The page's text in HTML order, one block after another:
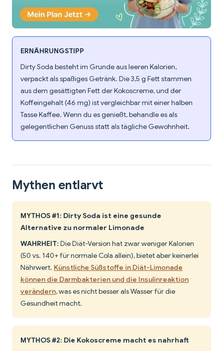
ERNÄHRUNGSTIPP
Dirty Soda besteht im Grunde aus leeren Kalorien,
verpackt als spaßiges Getränk. Die 3,5 g Fett stammen
aus dem gesättigten Fett der Kokoscreme, und der
Koffeingehalt (46 mg) ist vergleichbar mit einer halben
Tasse Kaffee. Wenn du es genießt, behandle es als
gelegentlichen Genuss statt als tägliche Gewohnheit.
Mythen entlarvt
MYTHOS #1: Dirty Soda ist eine gesunde
Alternative zu normaler Limonade
WAHRHEIT: Die Diät-Version hat zwar weniger Kalorien
(50 vs. 140+ für normale Cola allein), bietet aber keinerlei
Nährwert. Künstliche Süßstoffe in Diät-Limonade
können die Darmbakterien und die Insulinreaktion
verändern, was es nicht besser als Wasser für die
Gesundheit macht.
MYTHOS #2: Die Kokoscreme macht es nahrhaft